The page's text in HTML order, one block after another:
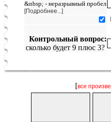
&nbsp; - неразрывный пробел
[Подробнее...]
Контрольный вопрос:
сколько будет 9 плюс 3?
[все